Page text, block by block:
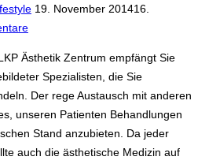
Veröffentlicht
19. November 201416.
Ästhetik Zentrum empfängt Sie
Spezialisten, die Sie
Der rege Austausch mit anderen
unseren Patienten Behandlungen
Stand anzubieten. Da jeder
auch die ästhetische Medizin auf